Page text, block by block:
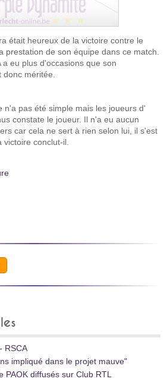
était heureux de la victoire contre le
prestation de son équipe dans ce match.
eu plus d'occasions que son
méritée.
n'a pas été simple mais les joueurs d'
constate le joueur. Il n'a eu aucun
car cela ne sert à rien selon lui, il s'est
conclut-il.
RSCA
impliqué dans le projet mauve"
PAOK diffusés sur Club RTL